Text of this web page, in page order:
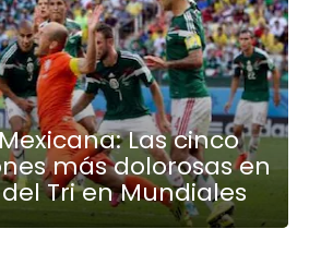
Las cinco
más dolorosas en
Tri en Mundiales